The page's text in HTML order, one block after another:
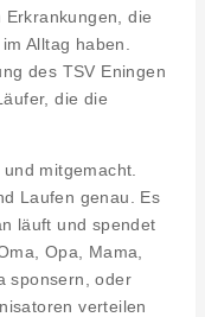
die
Alltag haben.
des TSV Eningen
die die
mitgemacht.
Laufen genau. Es
läuft und spendet
Opa, Mama,
sponsern, oder
verteilen